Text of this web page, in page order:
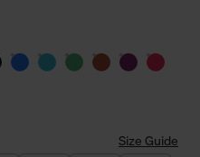
Size Guide